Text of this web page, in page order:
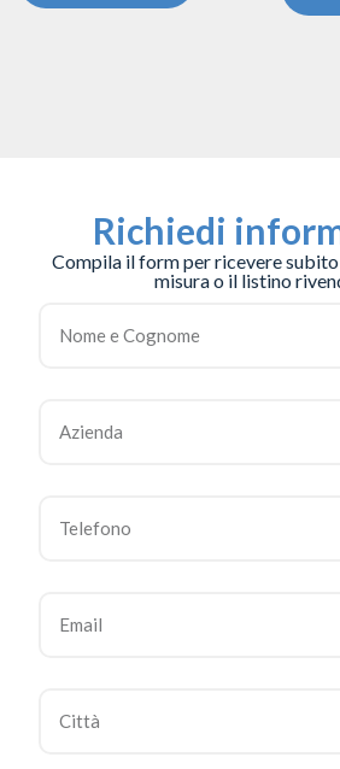
Richiedi
Compila il form per ricevere subito
misura o il listino